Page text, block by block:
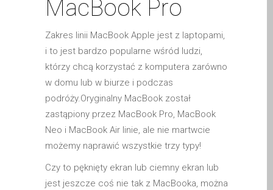
Apple iPod Repair Dundee
Repairs
Apple Mac Mini Repairs
and Upgrades in Dundee
Apple Mac Pro Repair
Dundee – Mac Pro Server
– Upgrades
Apple Mac, iPhone, iPad &
other repairs and
upgrades in Dundee-
MacBook Pro
Zakres linii MacBook Apple jest z laptopami,
i to jest bardzo popularne wśród ludzi,
którzy chcą korzystać z komputera zarówno
w domu lub w biurze i podczas
podróży.Oryginalny MacBook został
zastąpiony przez MacBook Pro, MacBook
Neo i MacBook Air linie, ale nie martwcie
możemy naprawić wszystkie trzy typy!
Czy to pęknięty ekran lub ciemny ekran lub
jest jeszcze coś nie tak z MacBooka, można